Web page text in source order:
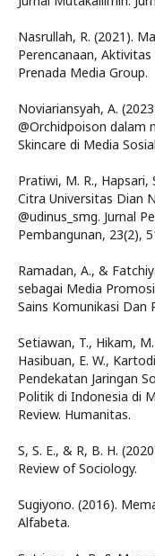
Nasrullah, R. (2021).
Perencanaan, Aktivitas
Prenada Media Group.
Noviariansyah, A.
@Orchidpoison dalam
Skincare di Media
Pratiwi, M. R., Hapsari,
Citra Universitas Dian
@udinus_smg. Jurnal
Pembangunan, 23(2),
Ramadan, A., &
sebagai Media
Sains Komunikasi Dan
Setiawan, T., Hikam,
Hasibuan, E. W.,
Pendekatan Jaringan
Politik di Indonesia di
Review. Humanitas.
S, S. E., & R, B. H.
Review of Sociology.
Sugiyono. (2016).
Alfabeta.